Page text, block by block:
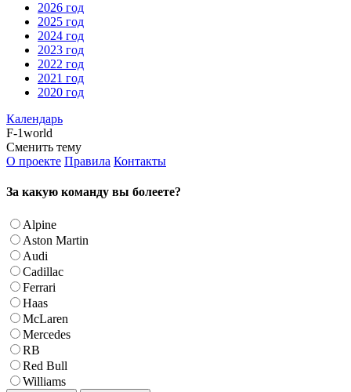
2026 год
2025 год
2024 год
2023 год
2022 год
2021 год
2020 год
Календарь
F-1world
Сменить тему
О проекте Правила Контакты
За какую команду вы болеете?
Alpine
Aston Martin
Audi
Cadillac
Ferrari
Haas
McLaren
Mercedes
RB
Red Bull
Williams